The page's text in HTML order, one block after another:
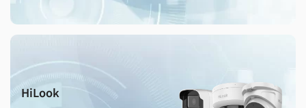
HiLook